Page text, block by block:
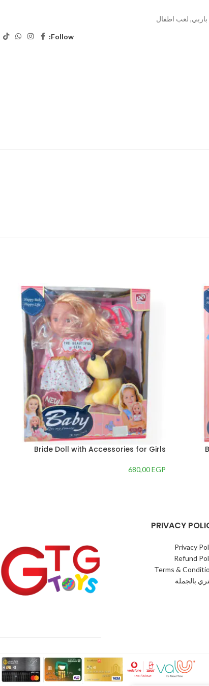
, لعب اطفال
Follow:
Bride Doll with Accessories for Girls
680,00EGP
PRIVACY
Privacy
Refund
Terms &
بالجملة